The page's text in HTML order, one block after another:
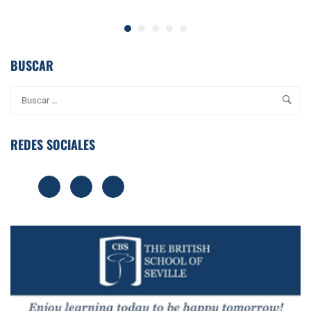
BUSCAR
REDES SOCIALES